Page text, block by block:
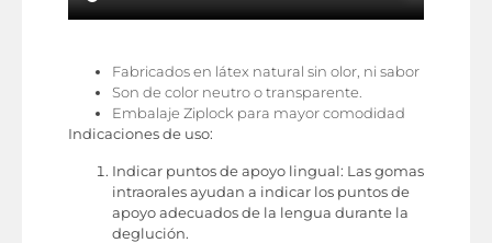
Fabricados en látex natural sin olor, ni sabor
Son de color neutro o transparente.
Embalaje Ziplock para mayor comodidad
Indicaciones de uso:
Indicar puntos de apoyo lingual: Las gomas
intraorales ayudan a indicar los puntos de
apoyo adecuados de la lengua durante la
deglución.